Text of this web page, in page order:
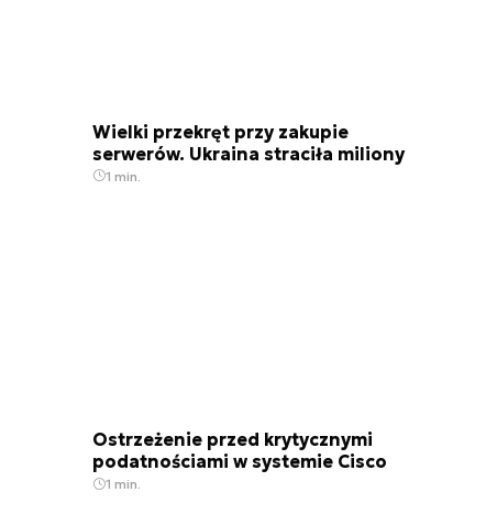
Wielki przekręt przy zakupie
serwerów. Ukraina straciła miliony
1 min.
Ostrzeżenie przed krytycznymi
podatnościami w systemie Cisco
1 min.